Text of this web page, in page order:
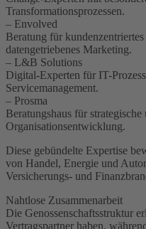
Transformationsprozessen.
– Envolved
Beratung für
datengetriebenes Marketing.
– L&B Solutions
Digital-Experten für IT-
Servicemanagement.
– Prosma
Beratungshaus für
Organisationsentwicklung.
Diese gebündelte Expertise
von Handel, Energie und
Versicherungs- und
Nahtlose Zusammenarbeit
Die Genossenschaftsstruktur
Vertragspartner haben,